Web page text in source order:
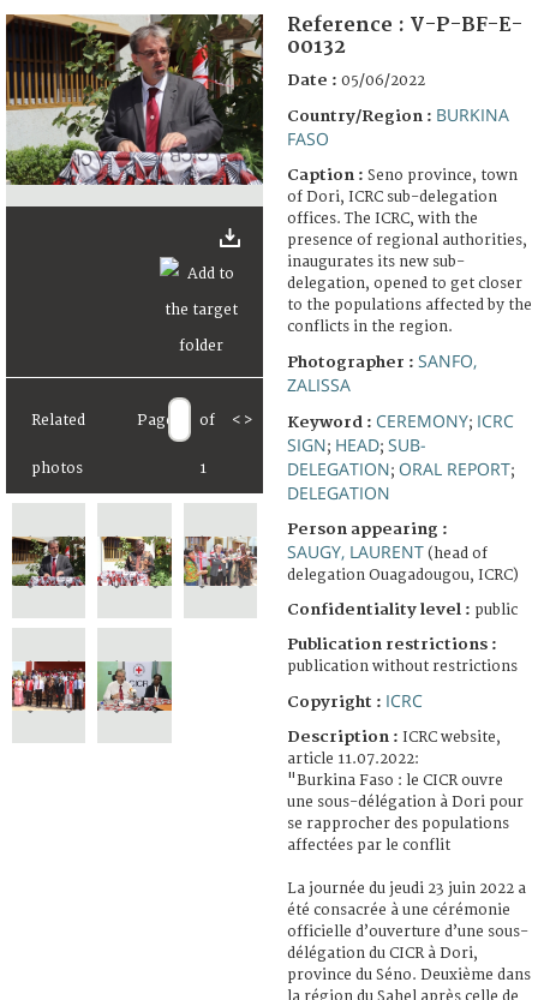
FAQ
Related
photos
Page of
1
< >
Reference : V-P-BF-E-
00132
Date : 05/06/2022
Country/Region : BURKINA
FASO
Caption : Seno province, town
of Dori, ICRC sub-delegation
offices. The ICRC, with the
presence of regional authorities,
inaugurates its new sub-
delegation, opened to get closer
to the populations affected by the
conflicts in the region.
Photographer : SANFO,
ZALISSA
Keyword : CEREMONY; ICRC
SIGN; HEAD; SUB-
DELEGATION; ORAL REPORT;
DELEGATION
Person appearing :
SAUGY, LAURENT (head of
delegation Ouagadougou, ICRC)
Confidentiality level : public
Publication restrictions :
publication without restrictions
Copyright : ICRC
Description : ICRC website,
article 11.07.2022:
"Burkina Faso : le CICR ouvre
une sous-délégation à Dori pour
se rapprocher des populations
affectées par le conflit
La journée du jeudi 23 juin 2022 a
été consacrée à une cérémonie
officielle d’ouverture d’une sous-
délégation du CICR à Dori,
province du Séno. Deuxième dans